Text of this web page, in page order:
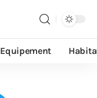
Equipement